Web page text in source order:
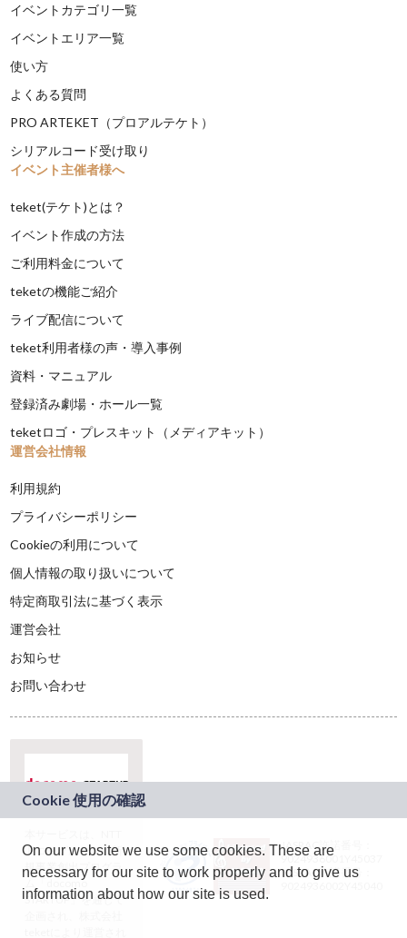
イベントカテゴリ一覧
イベントエリア一覧
使い方
よくある質問
PRO ARTEKET（プロアルテケト）
シリアルコード受け取り
イベント主催者様へ
teket(テケト)とは？
イベント作成の方法
ご利用料金について
teketの機能ご紹介
ライブ配信について
teket利用者様の声・導入事例
資料・マニュアル
登録済み劇場・ホール一覧
teketロゴ・プレスキット（メディアキット）
運営会社情報
利用規約
プライバシーポリシー
Cookieの利用について
個人情報の取り扱いについて
特定商取引法に基づく表示
運営会社
お知らせ
お問い合わせ
ドコモグループの新
規事業創出プログラ
ム「docomo
STARTUP」を通じて
JASRAC許諾番号：
9024936001Y45037
JASRAC許諾番号：
On our website we use some cookies. These are
necessary for our site to work properly and to give us
information about how our site is used.